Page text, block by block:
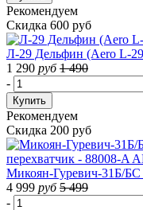
Рекомендуем
Скидка 600 руб
Л-29 Дельфин (Aero L-
1 290 руб 1 490
-
Купить
Рекомендуем
Скидка 200 руб
Микоян-Гуревич-31Б/БС
4 999 руб 5 499
-